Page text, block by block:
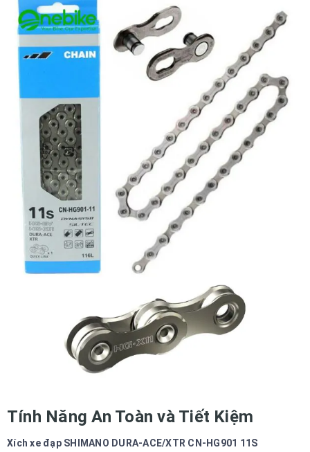
Tính Năng An Toàn và Tiết Kiệm
Xích xe đạp SHIMANO DURA-ACE/XTR CN-HG901 11S